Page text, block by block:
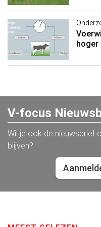
hoger
V-focus
Wil je ook de nieuwsbrief
blijven?